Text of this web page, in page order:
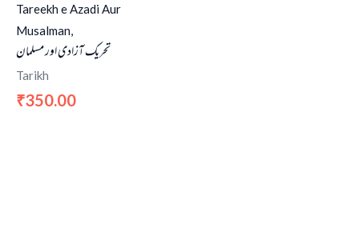
Tareekh e Azadi Aur
Musalman,
تحریک آزادی اور مسلمان
Tarikh
₹350.00